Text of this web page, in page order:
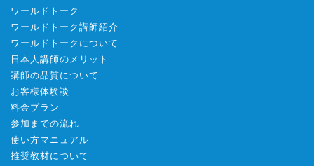
ワールドトーク
ワールドトーク講師紹介
ワールドトークについて
日本人講師のメリット
講師の品質について
お客様体験談
料金プラン
参加までの流れ
使い方マニュアル
推奨教材について